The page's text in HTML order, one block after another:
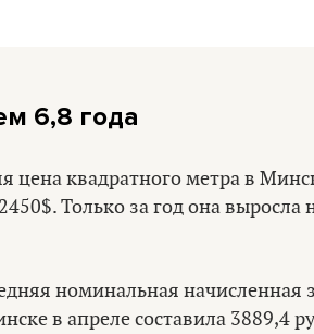
6,8 года
цена квадратного метра в
Только за год она выросла
номинальная начисленная
в апреле составила 3889,4